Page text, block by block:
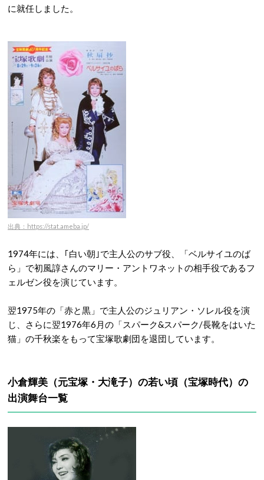
に就任しました。
出典：https://stat.ameba.jp/
1974年には、｢白い朝｣で主人公のサブ役、「ベルサイユのば
ら」で初風諄さんのマリー・アントワネットの相手役であるフ
ェルゼン役を演じています。
翌1975年の「赤と黒」で主人公のジュリアン・ソレル役を演
じ、さらに翌1976年6月の「スパーク&スパーク/長靴をはいた
猫」の千秋楽をもって宝塚歌劇団を退団しています。
小倉輝美（元宝塚・大滝子）の若い頃（宝塚時代）の
出演舞台一覧